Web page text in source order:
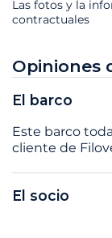
Las fotos y la
contractuales
Opiniones
El barco
Este barco
cliente de
El socio